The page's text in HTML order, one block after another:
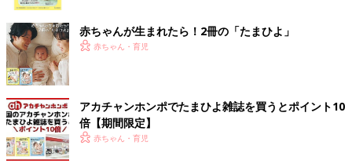
赤ちゃんが生まれたら！2冊の「たまひよ」
赤ちゃん・育児
アカチャンホンポでたまひよ雑誌を買うとポイント10
倍【期間限定】
赤ちゃん・育児